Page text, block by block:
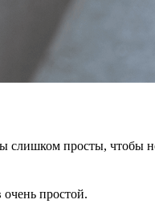
слишком просты, чтобы
очень простой.